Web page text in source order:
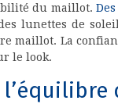
du maillot.
lunettes de
maillot. La
le look.